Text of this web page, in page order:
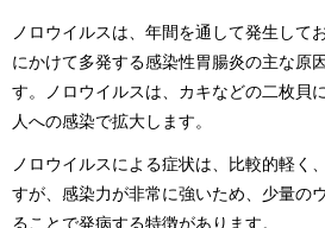
ノロウイルスは、年間を通して発生して
にかけて多発する感染性胃腸炎の主な原
す。ノロウイルスは、カキなどの二枚貝
人への感染で拡大します。
ノロウイルスによる症状は、比較的軽く
すが、感染力が非常に強いため、少量の
ることで発病する特徴があります。